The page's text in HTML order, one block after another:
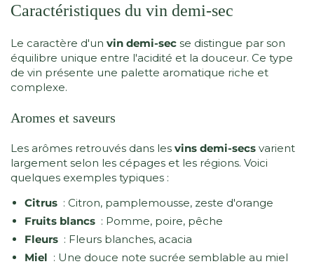
Caractéristiques du vin demi-sec
Le caractère d'un vin demi-sec se distingue par son
équilibre unique entre l'acidité et la douceur. Ce type
de vin présente une palette aromatique riche et
complexe.
Aromes et saveurs
Les arômes retrouvés dans les vins demi-secs varient
largement selon les cépages et les régions. Voici
quelques exemples typiques :
Citrus : Citron, pamplemousse, zeste d'orange
Fruits blancs : Pomme, poire, pêche
Fleurs : Fleurs blanches, acacia
Miel : Une douce note sucrée semblable au miel